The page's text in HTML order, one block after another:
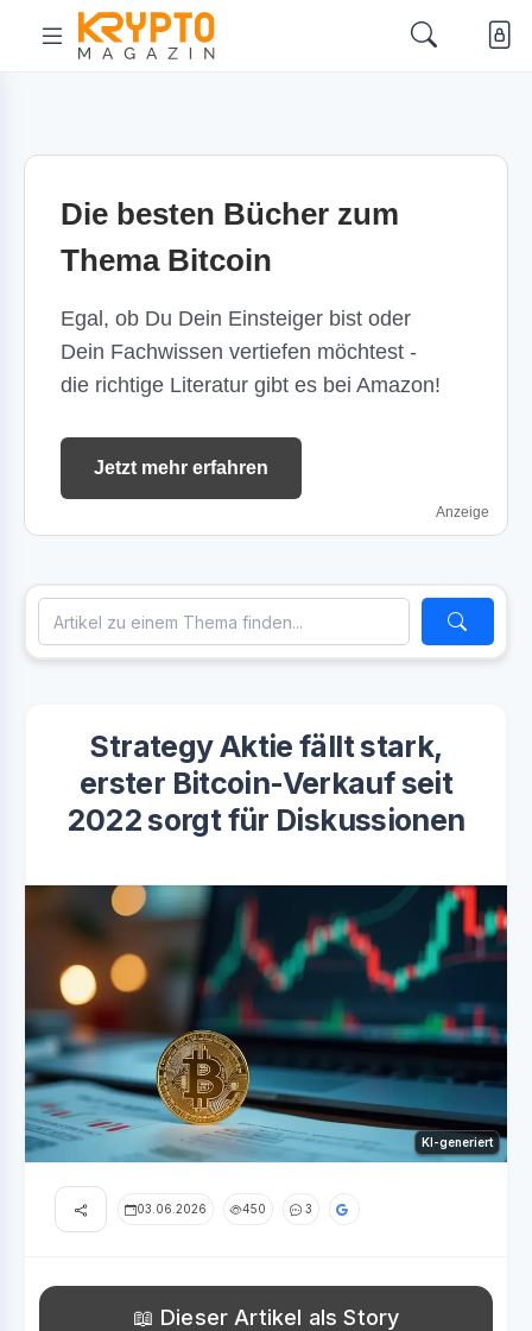
Die besten Bücher zum
Thema Bitcoin
Egal, ob Du Dein Einsteiger bist oder
Dein Fachwissen vertiefen möchtest -
die richtige Literatur gibt es bei Amazon!
Jetzt mehr erfahren
Anzeige
Strategy Aktie fällt stark,
erster Bitcoin-Verkauf seit
2022 sorgt für Diskussionen
KI-generiert
03.06.2026 450 3
📖 Dieser Artikel als Story